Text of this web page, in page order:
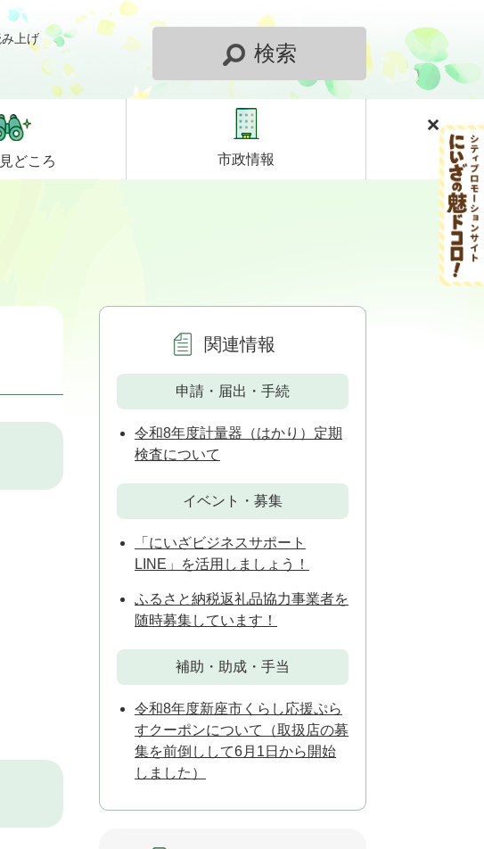
上げ
検索
見どころ 市政情報
関連情報
申請・届出・手続
令和8年度計量器（はかり）定期
検査について
イベント・募集
「にいざビジネスサポート
LINE」を活用しましょう！
ふるさと納税返礼品協力事業者を
随時募集しています！
補助・助成・手当
令和8年度新座市くらし応援ぷら
すクーポンについて（取扱店の募
集を前倒しして6月1日から開始
しました）